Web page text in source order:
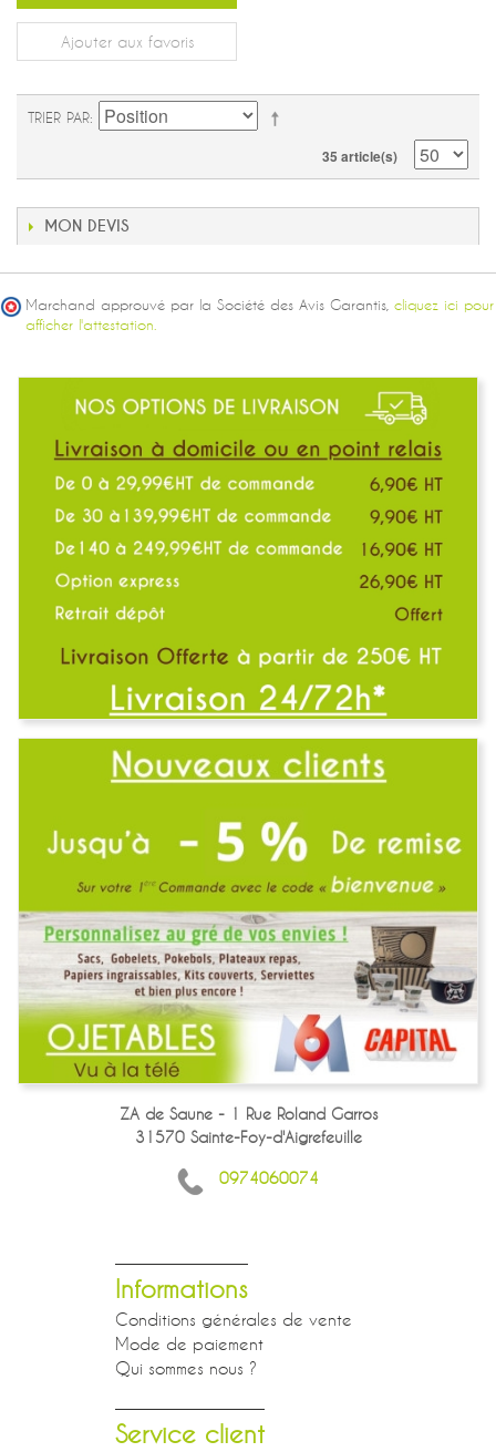
Ajouter aux favoris
TRIER PAR
35 article(s)
MON DEVIS
Marchand approuvé par la Société des Avis Garantis, cliquez ici pour
afficher l'attestation.
ZA de Saune - 1 Rue Roland Garros
31570 Sainte-Foy-d'Aigrefeuille
0974060074
Informations
Conditions générales de vente
Mode de paiement
Qui sommes nous ?
Service client